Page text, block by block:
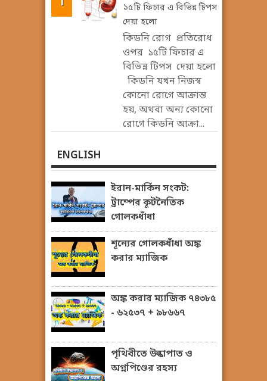
১৫টি ফিচার এ বিভিন্ন টিপস
দেয়া হলো
কিডনি রোগ প্রতিরোধ
ওপর ১৫টি ফিচার এ
বিভিন্ন টিপস দেয়া হলো
কিডনি যখন নিজস্ব
কোনো রোগে আক্রান্ত
হয়, অথবা অন্য কোনো
রোগে কিডনি আক্রা...
ENGLISH
ইরান-মার্কিন সংকট:
ট্রাম্পের কূটনৈতিক
গোলকধাঁধা
শূন্যের গোলকধাঁধা অঙ্ক
করার ম্যাজিক
অঙ্ক করার ম্যাজিক ৭৪৩৮৫
- ৬২৫৩৭ + ৯৮৬৬৭
পৃথিবীতে উল্কাপাত ও
অগ্নপিণ্ডের রহস্য